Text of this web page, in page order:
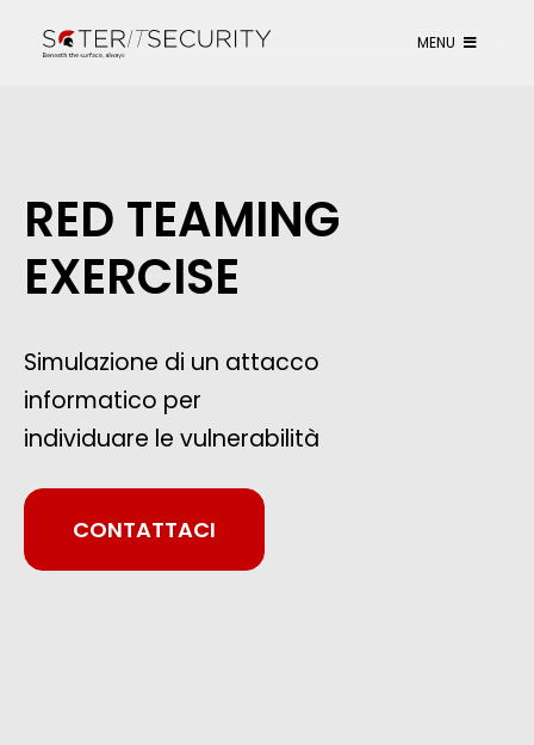
MENU
RED TEAMING
EXERCISE
Simulazione di un attacco
informatico per
individuare le vulnerabilità
CONTATTACI